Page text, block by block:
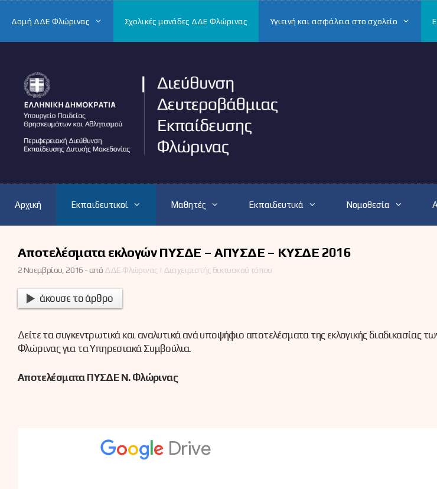
Δομή ΔΔΕ Φλώρινας Σχολικές μονάδες ΔΔΕ Φλώρινας Υγιεινή και ασφάλεια στο σχολείο
Αρχική Εκπαιδευτικοί Μαθητές Εκπαιδευτικά Νομοθεσία
Αποτελέσματα εκλογών ΠΥΣΔΕ – ΑΠΥΣΔΕ – ΚΥΣΔΕ 2016
2 Νοεμβρίου, 2016 -από ΔΔΕ Φλώρινας | Διαχειριστής δικτυακού τόπου
άκουσε το άρθρο
Δείτε τα συγκεντρωτικά και αναλυτικά ανά υποψήφιο αποτελέσματα της εκλογικής διαδικασίας
Φλώρινας για τα Υπηρεσιακά Συμβούλια.
Αποτελέσματα ΠΥΣΔΕ Ν. Φλώρινας